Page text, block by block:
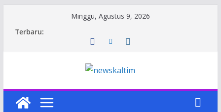
Minggu, Agustus 9, 2026
Terbaru: